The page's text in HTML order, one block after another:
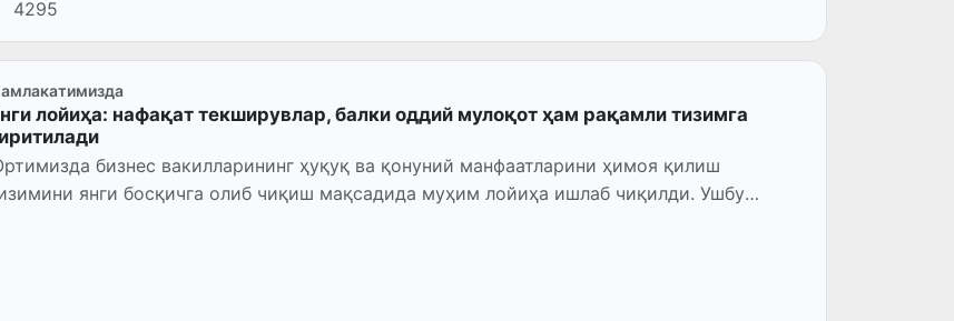
4295
лойиҳа: нафақат текширувлар, балки оддий мулоқот ҳам рақамли тизимга
бизнес вакилларининг ҳуқуқ ва қонуний манфаатларини ҳимоя қилиш
янги босқичга олиб чиқиш мақсадида муҳим лойиҳа ишлаб чиқилди. Ушбу